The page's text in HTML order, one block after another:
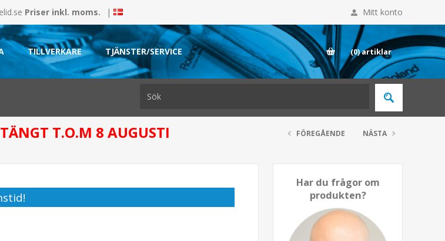
Priser inkl. moms. | Mitt konto
TILLVERKARE TJÄNSTER/SERVICE (0)artiklar
T.O.M 8 AUGUSTI FÖREGÅENDE NÄSTA
Har du frågor om
produkten?